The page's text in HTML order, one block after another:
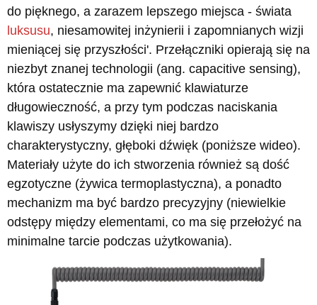
do pięknego, a zarazem lepszego miejsca - świata
luksusu, niesamowitej inżynierii i zapomnianych wizji
mieniącej się przyszłości'. Przełączniki opierają się na
niezbyt znanej technologii (ang. capacitive sensing),
która ostatecznie ma zapewnić klawiaturze
długowieczność, a przy tym podczas naciskania
klawiszy usłyszymy dzięki niej bardzo
charakterystyczny, głęboki dźwięk (poniższe wideo).
Materiały użyte do ich stworzenia również są dość
egzotyczne (żywica termoplastyczna), a ponadto
mechanizm ma być bardzo precyzyjny (niewielkie
odstępy między elementami, co ma się przełożyć na
minimalne tarcie podczas użytkowania).